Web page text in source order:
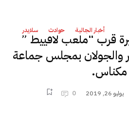
أخبار الجالية حوادث سلايدر
قرب “ملعب لافييط ”
والجولان بمجلس جماعة
مكناس.
يوليو 26, 2019 0